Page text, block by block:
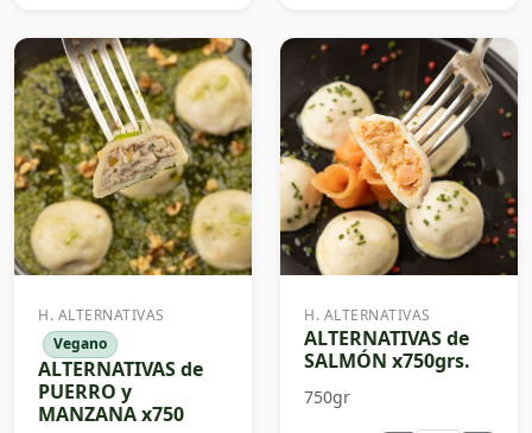
H. ALTERNATIVAS
Vegano
ALTERNATIVAS de
PUERRO y
MANZANA x750
H. ALTERNATIVAS
ALTERNATIVAS de
SALMÓN x750grs.
750gr